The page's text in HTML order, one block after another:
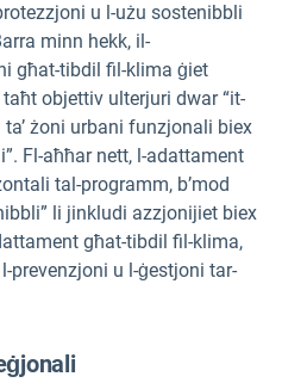
u l-użu sostenibbli
minn hekk, il-
għat-tibdil fil-klima ġiet
objettiv ulterjuri dwar “it-
żoni urbani funzjonali biex
Fl-aħħar nett, l-adattament
tal-programm, b’mod
li jinkludi azzjonijiet biex
għat-tibdil fil-klima,
prevenzjoni u l-ġestjoni tar-